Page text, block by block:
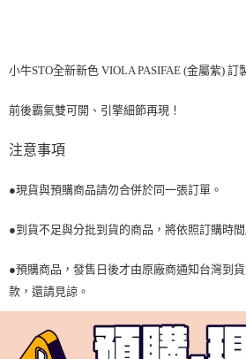
小牛STO全新新色 VIOLA PASIFAE (金屬紫) 訂
前後霸氣雙可開、引擎細節再現！
注意事項
●現貨與預購商品請勿合併於同一張訂單。
●到貨不足與分批到貨的商品，將依照訂購時
●預購商品，發售日後才由原廠商通知台灣到
款，還請見諒。